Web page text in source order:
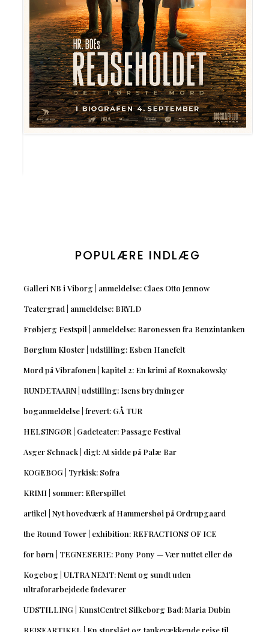
POPULÆRE INDLÆG
Galleri NB i Viborg | anmeldelse: Claes Otto Jennow
Teatergrad | anmeldelse: BRYLD
Frøbjerg Festspil | anmeldelse: Baronessen fra Benzintanken
Børglum Kloster | udstilling: Esben Hanefelt
Mord på Vibrafonen | kapitel 2: En krimi af Roxnakowsky
RUNDETAARN | udstilling: Isens brydninger
boganmeldelse | frevert: GÅ TUR
HELSINGØR | Gadeteater: Passage Festival
Asger Schnack | digt: At sidde på Palæ Bar
KOGEBOG | Tyrkisk: Sofra
KRIMI | sommer: Efterspillet
artikel | Nyt hovedværk af Hammershøi på Ordrupgaard
the Round Tower | exhibition: REFRACTIONS OF ICE
for børn | TEGNESERIE: Pony Pony — Vær nuttet eller dø
Kogebog | ULTRA NEMT: Nemt og sundt uden
ultraforarbejdede fødevarer
UDSTILLING | KunstCentret Silkeborg Bad: Maria Dubin